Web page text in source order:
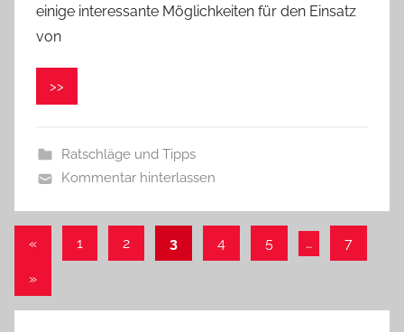
e
einige interessante Möglichkeiten für den Einsatz
von
>>
Ratschläge und Tipps
Kommentar hinterlassen
Beitragsnavigation
« Vorherige
1 2 3 4 5 … 7
Nächste
»